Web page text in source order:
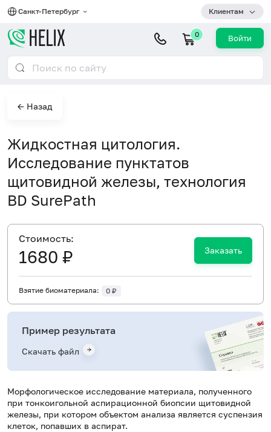
Санкт-Петербург Клиентам
0 Войти
← Назад
Жидкостная цитология.
Исследование пунктатов
щитовидной железы, технология
BD SurePath
Морфологическое исследование материала, полученного
при тонкоигольной аспирационной биопсии щитовидной
железы, при котором объектом анализа является суспензия
клеток, попавших в аспират.
Cтоимость:
1680 ₽ Заказать
Взятие биоматериала: 0 ₽
Пример результата
Скачать файл